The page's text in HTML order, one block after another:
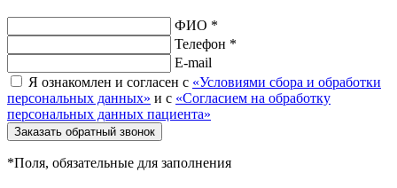
ФИО *
Телефон *
E-mail
Я ознакомлен и согласен с «Условиями сбора и обработки
персональных данных» и с «Согласием на обработку
персональных данных пациента»
Заказать обратный звонок
*Поля, обязательные для заполнения